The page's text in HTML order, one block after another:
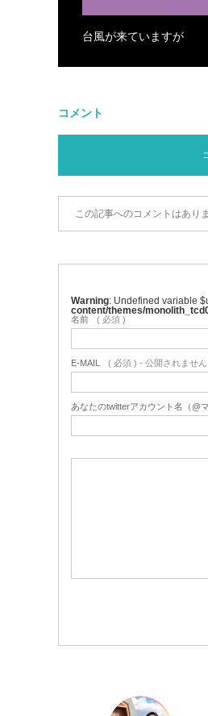
台風が来ていますが
コメント
この記事へのコメントはあり
Warning : Undefined variable
content/themes/
名前 ( 必須 )
E-MAIL ( 必須 ) - 公開されません
あなたのtwitterアカウント名（@